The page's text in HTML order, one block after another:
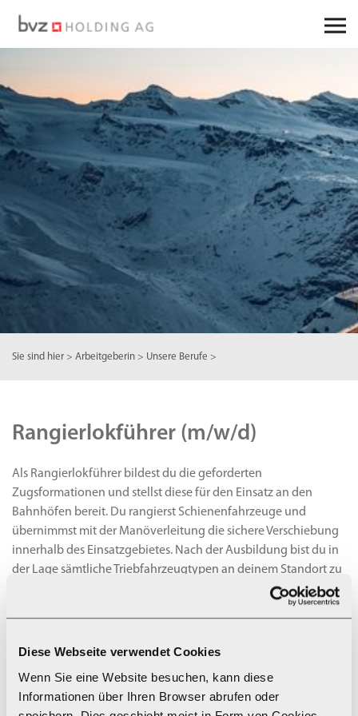
Diese Webseite verwendet Cookies
Wenn Sie eine Website besuchen, kann diese
Informationen über Ihren Browser abrufen oder
Sie sind hier > Arbeitgeberin > Unsere Berufe >
Rangierlokführer (m/w/d)
Als Rangierlokführer bildest du die geforderten
Zugsformationen und stellst diese für den Einsatz an den
Bahnhöfen bereit. Du rangierst Schienenfahrzeuge und
übernimmst mit der Manöverleitung die sichere Verschiebung
innerhalb des Einsatzgebietes. Nach der Ausbildung bist du in
der Lage sämtliche Triebfahrzeugtypen an deinem Standort zu
führen und bildest dabei ein entscheidendes Bindeglied in der
Bereitstellung des Rollmaterials für den täglichen Betrieb.
unsere Gäste einwandfreie und säubere Züge vorfinden. Dabei
Dienstort arbeitest du an unseren Bahnhöfen Zermatt, Visp,
Brig oder Andermatt.